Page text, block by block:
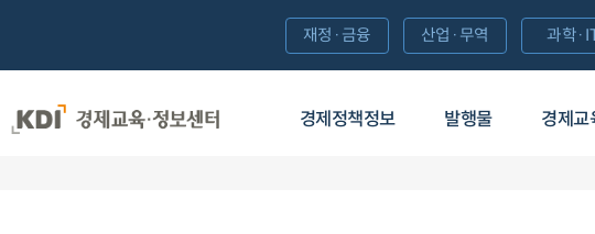
경제정책정보 발행물 경제교
재정·금융 산업·무역 과학